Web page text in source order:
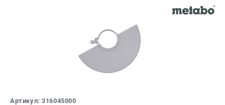
Артикул: 316045000